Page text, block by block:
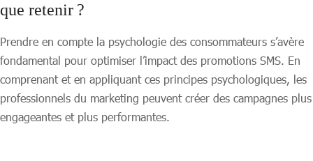
que retenir ?
Prendre en compte la psychologie des consommateurs s’avère
fondamental pour optimiser l’impact des promotions SMS. En
comprenant et en appliquant ces principes psychologiques, les
professionnels du marketing peuvent créer des campagnes plus
engageantes et plus performantes.